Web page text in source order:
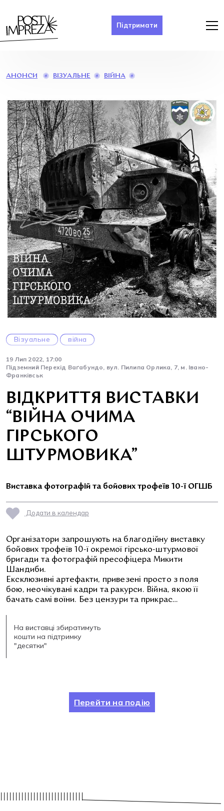
Підтримати
АНОНСИ ВІЗУАЛЬНЕ ВІЙНА
ОЧИМА
ГІРСЬКОГО
ШТУРМОВИКА”
Візуальне війна
19 Лип 2022, 17:00
Підземний Перехід Ваґабундо, вул. Пилипа Орлика, 7, м. Івано-
Франківськ
ВІДКРИТТЯ ВИСТАВКИ
“ВІЙНА ОЧИМА
ГІРСЬКОГО
ШТУРМОВИКА”
Виставка фотографій та бойових трофеїв 10-ї ОГШБ
Додати в календар
Організатори запрошують на благодійну виставку
бойових трофеїв 10-ї окремої гірсько-штурмової
бригади та фотографій пресофіцера Микити
Шандиби.
Ексклюзивні артефакти, привезені просто з поля
бою, неочікувані кадри та ракурси. Війна, якою її
бачать самі воїни. Без цензури та прикрас…
На виставці збиратимуть
кошти на підтримку
"десятки"
Перейти на подію